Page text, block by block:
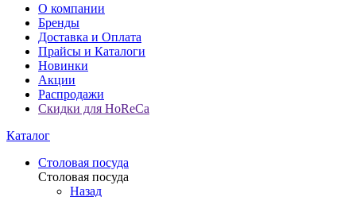
О компании
Бренды
Доставка и Оплата
Прайсы и Каталоги
Новинки
Акции
Распродажи
Скидки для HoReCa
Каталог
Столовая посуда
Столовая посуда
Назад